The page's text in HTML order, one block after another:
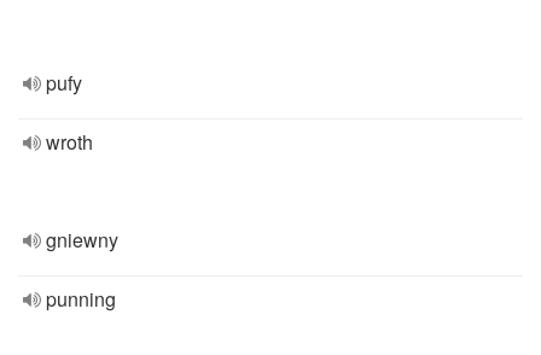
pufy
wroth
gniewny
punning